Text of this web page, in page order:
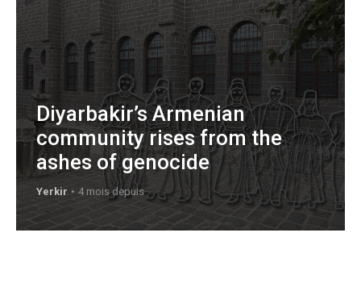
Diyarbakir’s Armenian
community rises from the
ashes of genocide
Yerkir 4 mois depuis